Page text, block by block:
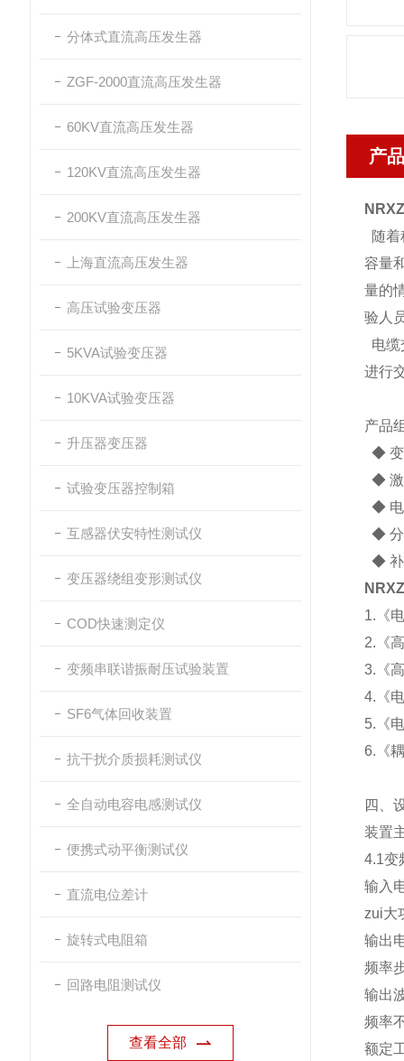
分体式直流高压发生器
ZGF-2000直流高压发生器
60KV直流高压发生器
120KV直流高压发生器
200KV直流高压发生器
上海直流高压发生器
高压试验变压器
5KVA试验变压器
10KVA试验变压器
升压器变压器
试验变压器控制箱
互感器伏安特性测试仪
变压器绕组变形测试仪
COD快速测定仪
变频串联谐振耐压试验装置
SF6气体回收装置
抗干扰介质损耗测试仪
全自动电容电感测试仪
便携式动平衡测试仪
直流电位差计
旋转式电阻箱
回路电阻测试仪
查看全部
产
随着
容量
量的
验人
电缆
进行
产品
◆ 变
◆ 激
◆ 电
◆ 分
◆ 补
1.《
2.《
3.《
4.《
5.
6.《
四、
装置
4.1变
输入
zui大
输出
频率
输出
频率
额定